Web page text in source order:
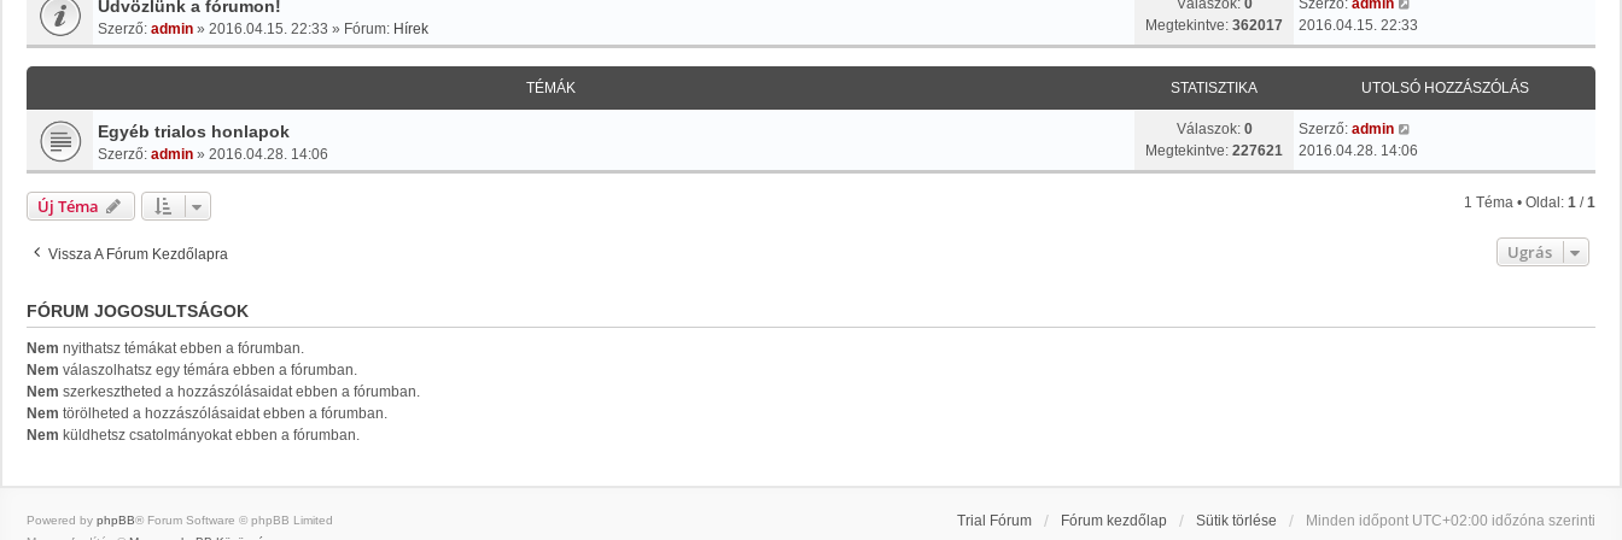
Üdvözlünk a fórumon!
Szerző: admin » 2016.04.15. 22:33 » Fórum: Hírek
Válaszok: 0
Megtekintve: 362017
Szerző: admin
2016.04.15. 22:33
TÉMÁK STATISZTIKA UTOLSÓ HOZZÁSZÓLÁS
Egyéb trialos honlapok
Szerző: admin » 2016.04.28. 14:06
Válaszok: 0
Megtekintve: 227621
Szerző: admin
2016.04.28. 14:06
Új Téma 1 Téma • Oldal: 1 /1
Vissza A Fórum Kezdőlapra Ugrás
FÓRUM JOGOSULTSÁGOK
Nem nyithatsz témákat ebben a fórumban.
Nem válaszolhatsz egy témára ebben a fórumban.
Nem szerkesztheted a hozzászólásaidat ebben a fórumban.
Nem törölheted a hozzászólásaidat ebben a fórumban.
Nem küldhetsz csatolmányokat ebben a fórumban.
Trial Fórum Fórum kezdőlap Sütik törlése Minden időpont UTC+02:00 időzóna szerinti
Powered by phpBB® Forum Software © phpBB Limited